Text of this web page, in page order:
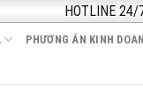
HOTLINE 24/
PHƯƠNG ÁN KINH